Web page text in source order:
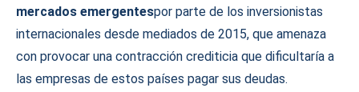
mercados emergentespor parte de los inversionistas
internacionales desde mediados de 2015, que amenaza
con provocar una contracción crediticia que dificultaría a
las empresas de estos países pagar sus deudas.